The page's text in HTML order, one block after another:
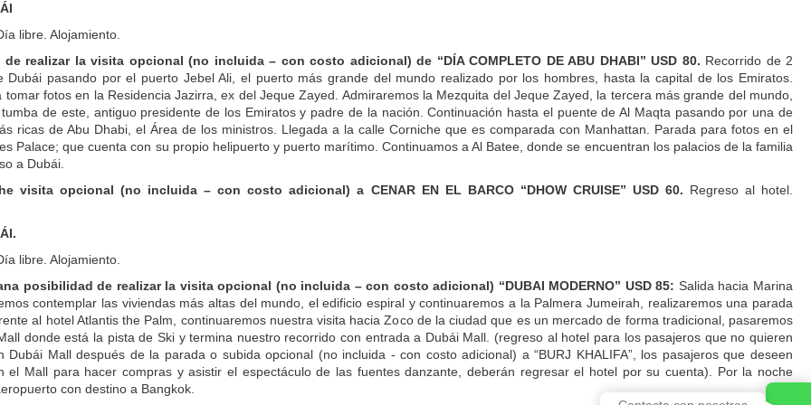
libre. Alojamiento.
realizar la visita opcional (no incluida – con costo adicional) de “DÍA COMPLETO DE ABU DHABI” USD 80. Recorrido de 2
Dubái pasando por el puerto Jebel Ali, el puerto más grande del mundo realizado por los hombres, hasta la capital de los Emiratos.
tomar fotos en la Residencia Jazirra, ex del Jeque Zayed. Admiraremos la Mezquita del Jeque Zayed, la tercera más grande del mundo,
de este, antiguo presidente de los Emiratos y padre de la nación. Continuación hasta el puente de Al Maqta pasando por una de
ricas de Abu Dhabi, el Área de los ministros. Llegada a la calle Corniche que es comparada con Manhattan. Parada para fotos en el
Palace; que cuenta con su propio helipuerto y puerto marítimo. Continuamos a Al Batee, donde se encuentran los palacios de la familia
a Dubái.
visita opcional (no incluida – con costo adicional) a CENAR EN EL BARCO “DHOW CRUISE” USD 60. Regreso al hotel.
libre. Alojamiento.
posibilidad de realizar la visita opcional (no incluida – con costo adicional) “DUBAI MODERNO” USD 85: Salida hacia Marina
contemplar las viviendas más altas del mundo, el edificio espiral y continuaremos a la Palmera Jumeirah, realizaremos una parada
al hotel Atlantis the Palm, continuaremos nuestra visita hacia Zoco de la ciudad que es un mercado de forma tradicional, pasaremos
donde está la pista de Ski y termina nuestro recorrido con entrada a Dubái Mall. (regreso al hotel para los pasajeros que no quieren
Dubái Mall después de la parada o subida opcional (no incluida - con costo adicional) a “BURJ KHALIFA”, los pasajeros que deseen
el Mall para hacer compras y asistir el espectáculo de las fuentes danzante, deberán regresar el hotel por su cuenta). Por la noche
con destino a Bangkok.